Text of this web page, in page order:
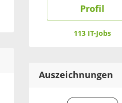
Profil
113 IT-Jobs
Auszeichnungen